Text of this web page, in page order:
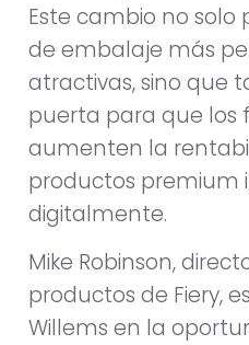
Este cambio no solo
de embalaje más
atractivas, sino que
puerta para que los
aumenten la
productos premium
digitalmente.
Mike Robinson,
productos de Fiery,
Willems en la